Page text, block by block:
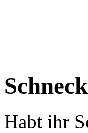
Habt ihr